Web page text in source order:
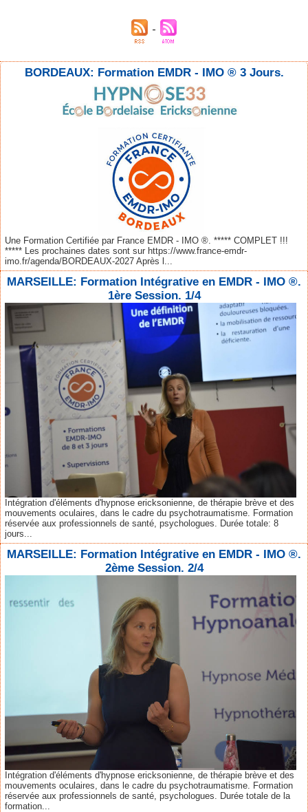
BORDEAUX: Formation EMDR - IMO ® 3 Jours.
Une Formation Certifiée par France EMDR - IMO ®. ***** COMPLET !!!
***** Les prochaines dates sont sur https://www.france-emdr-
imo.fr/agenda/BORDEAUX-2027 Après l...
MARSEILLE: Formation Intégrative en EMDR - IMO ®.
1ère Session. 1/4
Intégration d'éléments d'hypnose ericksonienne, de thérapie brève et des
mouvements oculaires, dans le cadre du psychotraumatisme. Formation
réservée aux professionnels de santé, psychologues. Durée totale: 8
jours...
MARSEILLE: Formation Intégrative en EMDR - IMO ®.
2ème Session. 2/4
Intégration d'éléments d'hypnose ericksonienne, de thérapie brève et des
mouvements oculaires, dans le cadre du psychotraumatisme. Formation
réservée aux professionnels de santé, psychologues. Durée totale de la
formation...